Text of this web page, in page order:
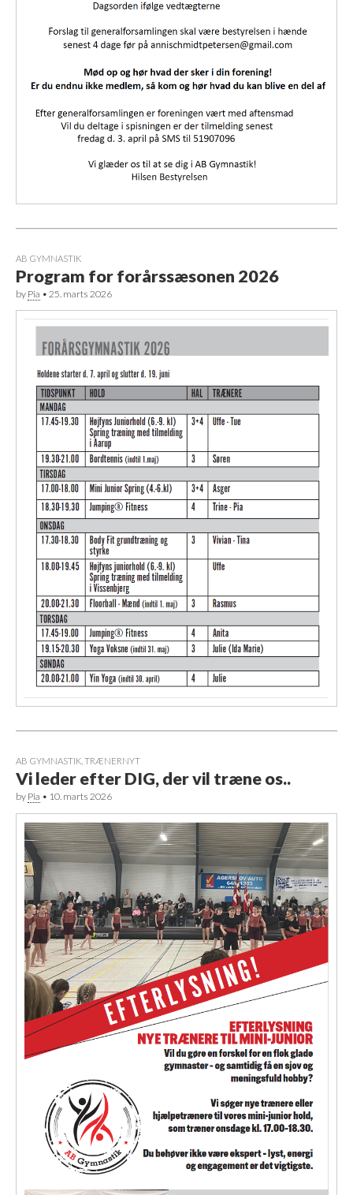
AB GYMNASTIK
Program for forårssæsonen 2026
by Pia • 25. marts 2026
AB GYMNASTIK TRÆNERNYT
Vi leder efter DIG, der vil træne os..
by Pia • 10. marts 2026